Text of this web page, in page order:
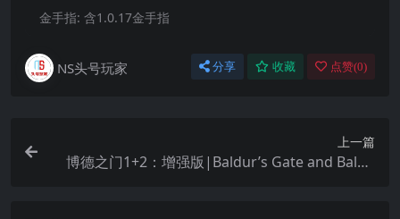
金手指: 含1.0.17金手指
NS头号玩家 分享 收藏 点赞(0)
上一篇
博德之门1+2：增强版|Baldur’s Gate and Baldu